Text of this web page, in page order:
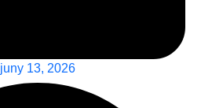
juny 13, 2026